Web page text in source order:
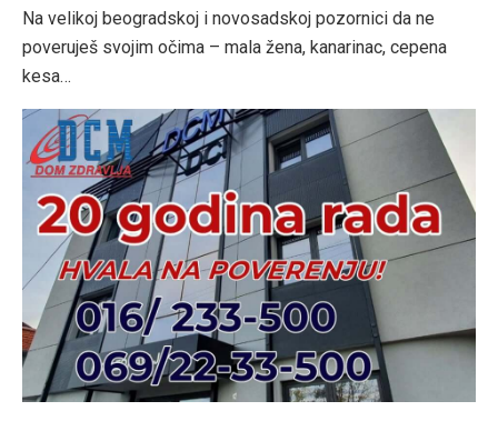
Na velikoj beogradskoj i novosadskoj pozornici da ne
poveruješ svojim očima – mala žena, kanarinac, cepena
kesa…